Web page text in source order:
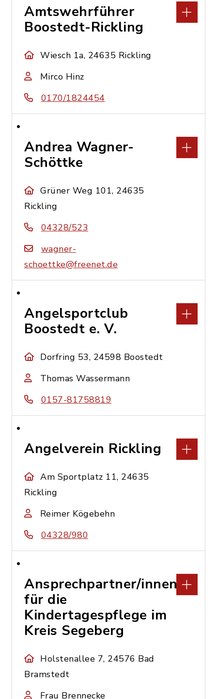
Amtswehrführer
Boostedt-Rickling
Wiesch 1a, 24635 Rickling
Mirco Hinz
0170/1824454
Andrea Wagner-
Schöttke
Grüner Weg 101, 24635
Rickling
04328/523
wagner-
schoettke@freenet.de
Angelsportclub
Boostedt e. V.
Dorfring 53, 24598 Boostedt
Thomas Wassermann
0157-81758819
Angelverein Rickling
Am Sportplatz 11, 24635
Rickling
Reimer Kögebehn
04328/980
Ansprechpartner/innen
für die
Kindertagespflege im
Kreis Segeberg
Holstenallee 7, 24576 Bad
Bramstedt
Frau Brennecke